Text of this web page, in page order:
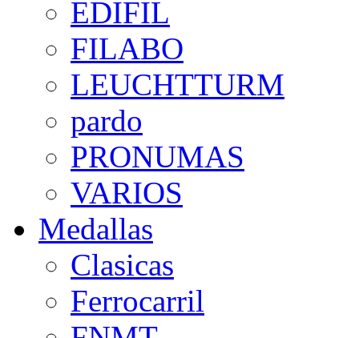
EDIFIL
FILABO
LEUCHTTURM
pardo
PRONUMAS
VARIOS
Medallas
Clasicas
Ferrocarril